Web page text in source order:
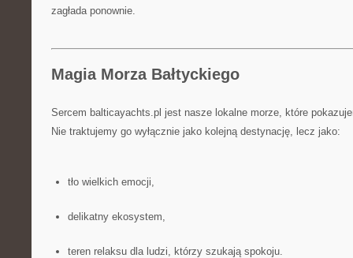
zagłada ponownie.
Magia Morza Bałtyckiego
Sercem balticayachts.pl jest nasze lokalne morze, które
Nie traktujemy go wyłącznie jako kolejną destynację, lecz jako:
tło wielkich emocji,
delikatny ekosystem,
teren relaksu dla ludzi, którzy szukają spokoju.